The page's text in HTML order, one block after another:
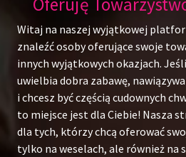
Witaj na naszej wyjątkowej
znaleźć osoby oferujące swoje
innych wyjątkowych okazjach.
uwielbia dobra zabawę,
i chcesz być częścią cudownych
to miejsce jest dla Ciebie! Nasza
dla tych, którzy chcą oferować
tylko na weselach, ale również na